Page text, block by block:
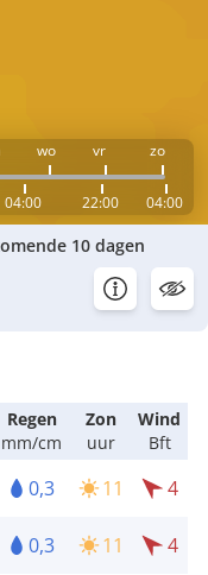
wo vr zo
04:00 22:00 04:00
10 dagen
Regen
mm/cm
Zon
uur
Wind
Bft
0,3 11 4
0,3 11 4